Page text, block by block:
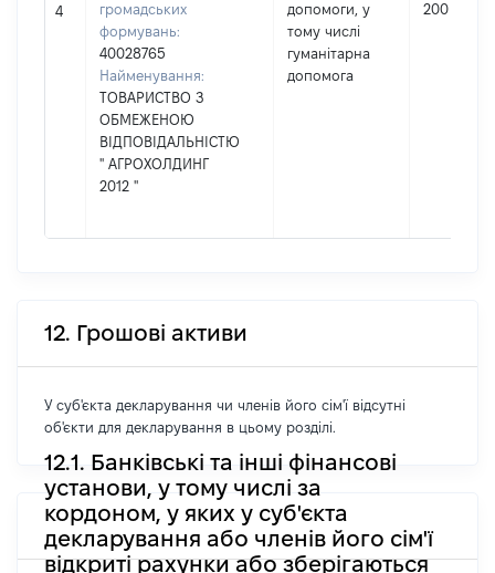
4
громадських
формувань:
40028765
Найменування:
ТОВАРИСТВО З
ОБМЕЖЕНОЮ
ВІДПОВІДАЛЬНІСТЮ
'' АГРОХОЛДИНГ
2012 ''
допомоги, у
тому числі
гуманітарна
допомога
200
12. Грошові активи
У суб'єкта декларування чи членів його сім'ї відсутні
об'єкти для декларування в цьому розділі.
12.1. Банківські та інші фінансові
установи, у тому числі за
кордоном, у яких у суб'єкта
декларування або членів його сім'ї
відкриті рахунки або зберігаються